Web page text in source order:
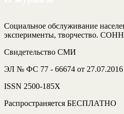
Социальное обслуживание
эксперименты, творчество.
Свидетельство СМИ
ЭЛ № ФС 77 - 66674 от
ISSN 2500-185Х
Распространяется БЕСПЛАТНО